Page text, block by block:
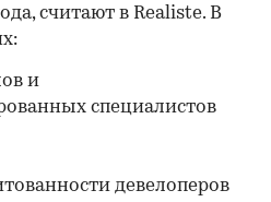
считают в Realiste. В
и
специалистов
девелоперов